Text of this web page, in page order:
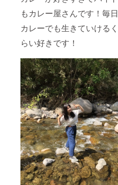
もカレー屋さんです！毎日
カレーでも生きていけるく
らい好きです！